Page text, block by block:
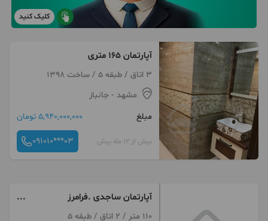
کلیک کنید
آپارتمان ۱۶۵ متری
3 اتاق / طبقه 5 / ساخت 1398
مشهد - جانباز
مبلغ
5,940,000,000 تومان
بیش از 12 ماه پیش 091010***03
آپارتمان ساجدی .فرامرز
عباسی.کارگر.جانباز
110 متر / 2 اتاق / طبقه 5